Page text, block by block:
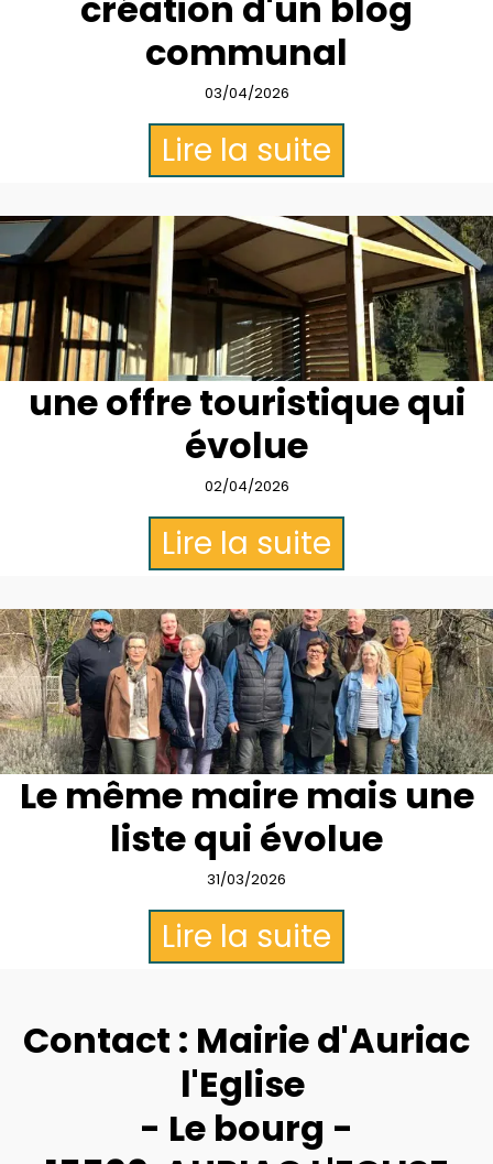
communal
03/04/2026
Lire la suite
une offre touristique qui
évolue
02/04/2026
Lire la suite
Le même maire mais une
liste qui évolue
31/03/2026
Lire la suite
Contact : Mairie d'Auriac
l'Eglise
- Le bourg -